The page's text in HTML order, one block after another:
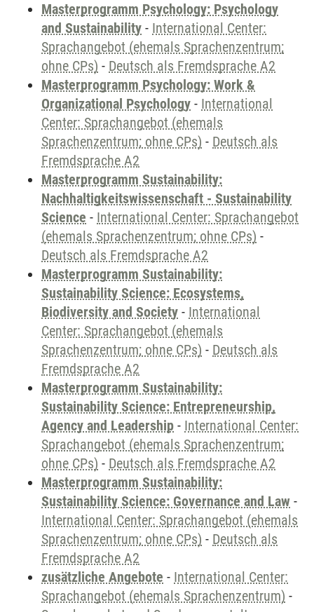
Masterprogramm Psychology: Psychology
and Sustainability - International Center:
Sprachangebot (ehemals Sprachenzentrum;
ohne CPs) - Deutsch als Fremdsprache A2
Masterprogramm Psychology: Work &
Organizational Psychology - International
Center: Sprachangebot (ehemals
Sprachenzentrum; ohne CPs) - Deutsch als
Fremdsprache A2
Masterprogramm Sustainability:
Nachhaltigkeitswissenschaft - Sustainability
Science - International Center: Sprachangebot
(ehemals Sprachenzentrum; ohne CPs) -
Deutsch als Fremdsprache A2
Masterprogramm Sustainability:
Sustainability Science: Ecosystems,
Biodiversity and Society - International
Center: Sprachangebot (ehemals
Sprachenzentrum; ohne CPs) - Deutsch als
Fremdsprache A2
Masterprogramm Sustainability:
Sustainability Science: Entrepreneurship,
Agency and Leadership - International Center:
Sprachangebot (ehemals Sprachenzentrum;
ohne CPs) - Deutsch als Fremdsprache A2
Masterprogramm Sustainability:
Sustainability Science: Governance and Law -
International Center: Sprachangebot (ehemals
Sprachenzentrum; ohne CPs) - Deutsch als
Fremdsprache A2
zusätzliche Angebote - International Center:
Sprachangebot (ehemals Sprachenzentrum) -